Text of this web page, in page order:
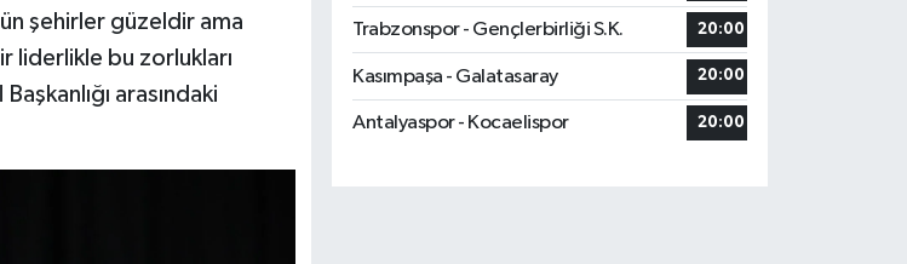
şehirler güzeldir ama
liderlikle bu zorlukları
arasındaki
Trabzonspor - Gençlerbirliği S.K. 20:00
Kasımpaşa - Galatasaray 20:00
Antalyaspor - Kocaelispor 20:00